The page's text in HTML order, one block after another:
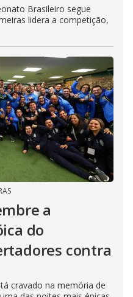
Brasileiro segue
lidera a competição,
a
do
contra
cravado na memória de